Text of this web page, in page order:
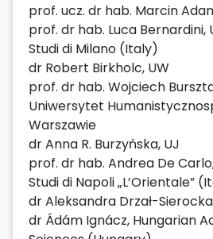
prof. ucz. dr hab. Marcin
prof. dr hab. Luca Bernardini,
Studi di Milano (Italy)
dr Robert Birkholc, UW
prof. dr hab. Wojciech
Uniwersytet
Warszawie
dr Anna R. Burzyńska, UJ
prof. dr hab. Andrea De
Studi di Napoli „L’Orientale”
dr Aleksandra Drzał-Sierocka
dr Ádám Ignácz, Hungarian